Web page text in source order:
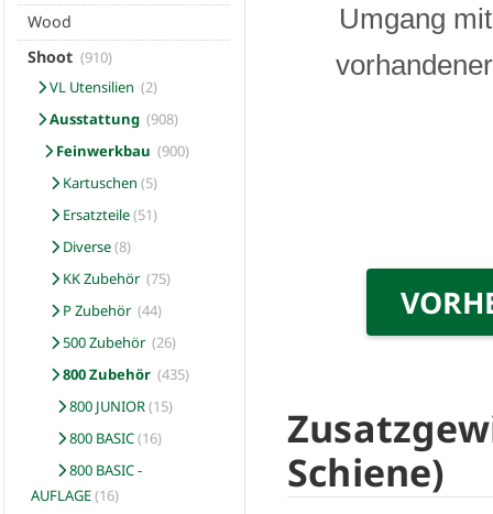
Wood
Shoot (910)
VL Utensilien (2)
Ausstattung (908)
Feinwerkbau (900)
Kartuschen (5)
Ersatzteile(51)
Diverse(8)
KK Zubehör (75)
P Zubehör (44)
500 Zubehör (26)
800 Zubehör (435)
800 JUNIOR(15)
800 BASIC(16)
800 BASIC -
AUFLAGE(16)
Umgang
Schiene)